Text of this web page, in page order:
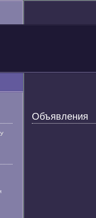
Объявления